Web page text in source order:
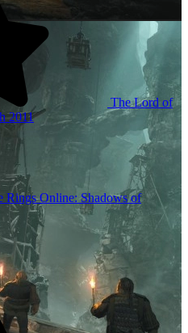
The Lord of
2011
Rings Online: Shadows of